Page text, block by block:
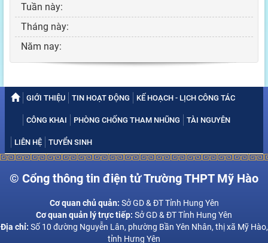
Tuần này:
Tháng này:
Năm nay:
GIỚI THIỆU TIN HOẠT ĐỘNG KẾ HOẠCH - LỊCH CÔNG TÁC
CÔNG KHAI PHÒNG CHỐNG THAM NHŨNG TÀI NGUYÊN
LIÊN HỆ TUYỂN SINH
© Cổng thông tin điện tử Trường THPT Mỹ Hào
Cơ quan chủ quản: Sở GD & ĐT Tỉnh Hung Yên
Cơ quan quản lý trực tiếp: Sở GD & ĐT Tỉnh Hung Yên
Địa chỉ: Số 10 đường Nguyễn Lân, phường Bần Yên Nhân, thị xã Mỹ Hào,
tỉnh Hưng Yên